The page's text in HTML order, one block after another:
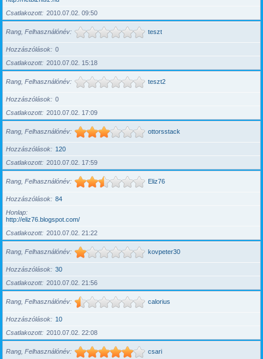
Csatlakozott
2010.07.02. 09:50
Rang, Felhasználónév teszt
Hozzászólások
0
Csatlakozott
2010.07.02. 15:18
Rang, Felhasználónév teszt2
Hozzászólások
0
Csatlakozott
2010.07.02. 17:09
Rang, Felhasználónév ottorsstack
Hozzászólások
120
Csatlakozott
2010.07.02. 17:59
Rang, Felhasználónév Eliz76
Hozzászólások
84
Honlap
http://eliz76.blogspot.com/
Csatlakozott
2010.07.02. 21:22
Rang, Felhasználónév kovpeter30
Hozzászólások
30
Csatlakozott
2010.07.02. 21:56
Rang, Felhasználónév calorius
Hozzászólások
10
Csatlakozott
2010.07.02. 22:08
Rang, Felhasználónév csari